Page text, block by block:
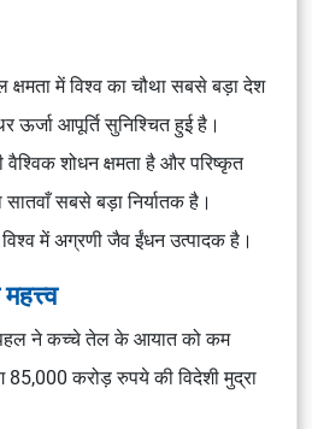
क्षमता में विश्व का चौथा सबसे बड़ा देश
ऊर्जा आपूर्ति सुनिश्चित हुई है।
शोधन क्षमता है और परिष्कृत
सातवाँ सबसे बड़ा निर्यातक है।
में अग्रणी जैव ईंधन उत्पादक है।
ने कच्चे तेल के आयात को कम
करोड़ रुपये की विदेशी मुद्रा